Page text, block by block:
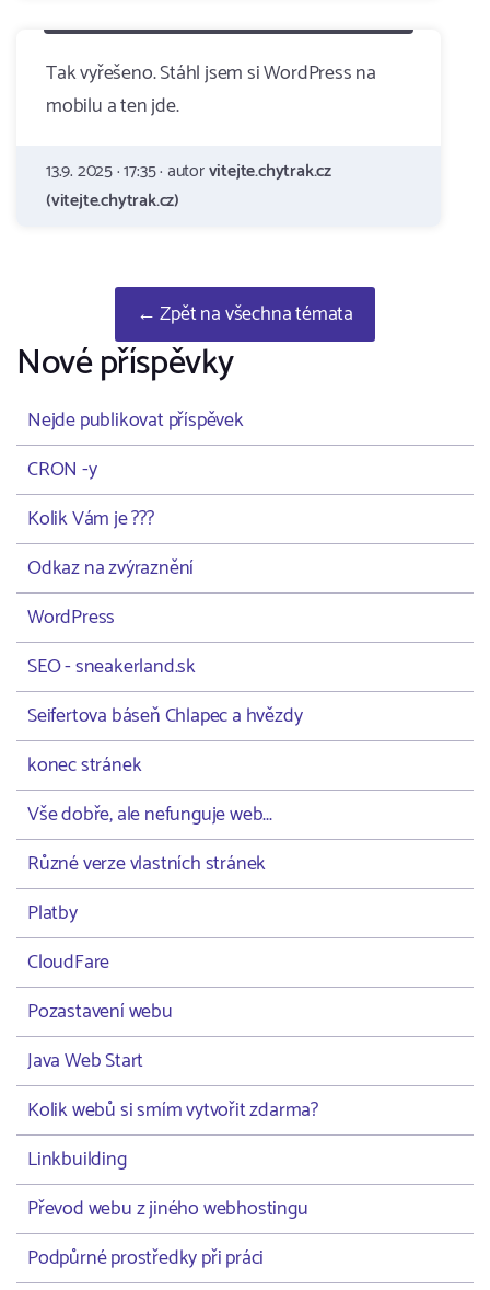
Tak vyřešeno. Stáhl jsem si WordPress na
mobilu a ten jde.
13.9. 2025 · 17:35 · autorvitejte.chytrak.cz
(vitejte.chytrak.cz)
← Zpět na všechna témata
Nové příspěvky
Nejde publikovat příspěvek
CRON -y
Kolik Vám je ???
Odkaz na zvýraznění
WordPress
SEO - sneakerland.sk
Seifertova báseň Chlapec a hvězdy
konec stránek
Vše dobře, ale nefunguje web...
Různé verze vlastních stránek
Platby
CloudFare
Pozastavení webu
Java Web Start
Kolik webů si smím vytvořit zdarma?
Linkbuilding
Převod webu z jiného webhostingu
Podpůrné prostředky při práci